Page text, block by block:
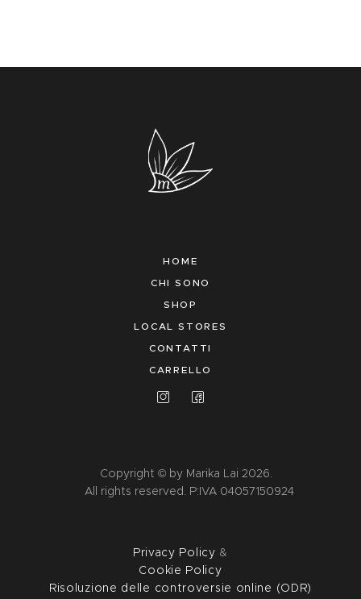
HOME
CHI SONO
SHOP
LOCAL STORES
CONTATTI
CARRELLO
Copyright © by Marika Lai 2026.
All rights reserved. P:IVA 04057150924
Privacy Policy &
Cookie Policy
Risoluzione delle controversie online (ODR)